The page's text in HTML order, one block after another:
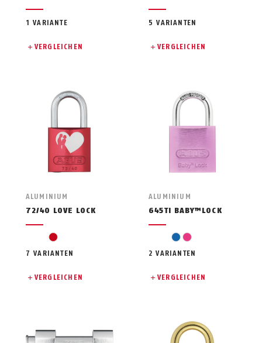
1 VARIANTE
VERGLEICHEN
5 VARIANTEN
VERGLEICHEN
ALUMINIUM
72/40 LOVE LOCK
red
7 VARIANTEN
VERGLEICHEN
ALUMINIUM
645TI BABY™LOCK
bluepink
2 VARIANTEN
VERGLEICHEN